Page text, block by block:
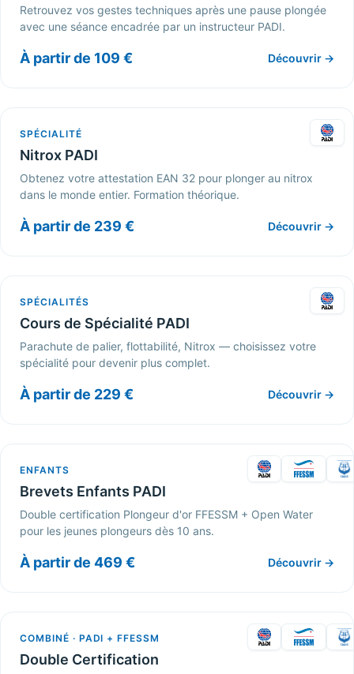
Retrouvez vos gestes techniques après une pause plongée
avec une séance encadrée par un instructeur PADI.
À partir de 109 € Découvrir →
SPÉCIALITÉ
Nitrox PADI
Obtenez votre attestation EAN 32 pour plonger au nitrox
dans le monde entier. Formation théorique.
À partir de 239 € Découvrir →
SPÉCIALITÉS
Cours de Spécialité PADI
Parachute de palier, flottabilité, Nitrox — choisissez votre
spécialité pour devenir plus complet.
À partir de 229 € Découvrir →
ENFANTS
Brevets Enfants PADI
Double certification Plongeur d'or FFESSM + Open Water
pour les jeunes plongeurs dès 10 ans.
À partir de 469 € Découvrir →
COMBINÉ · PADI + FFESSM
Double Certification